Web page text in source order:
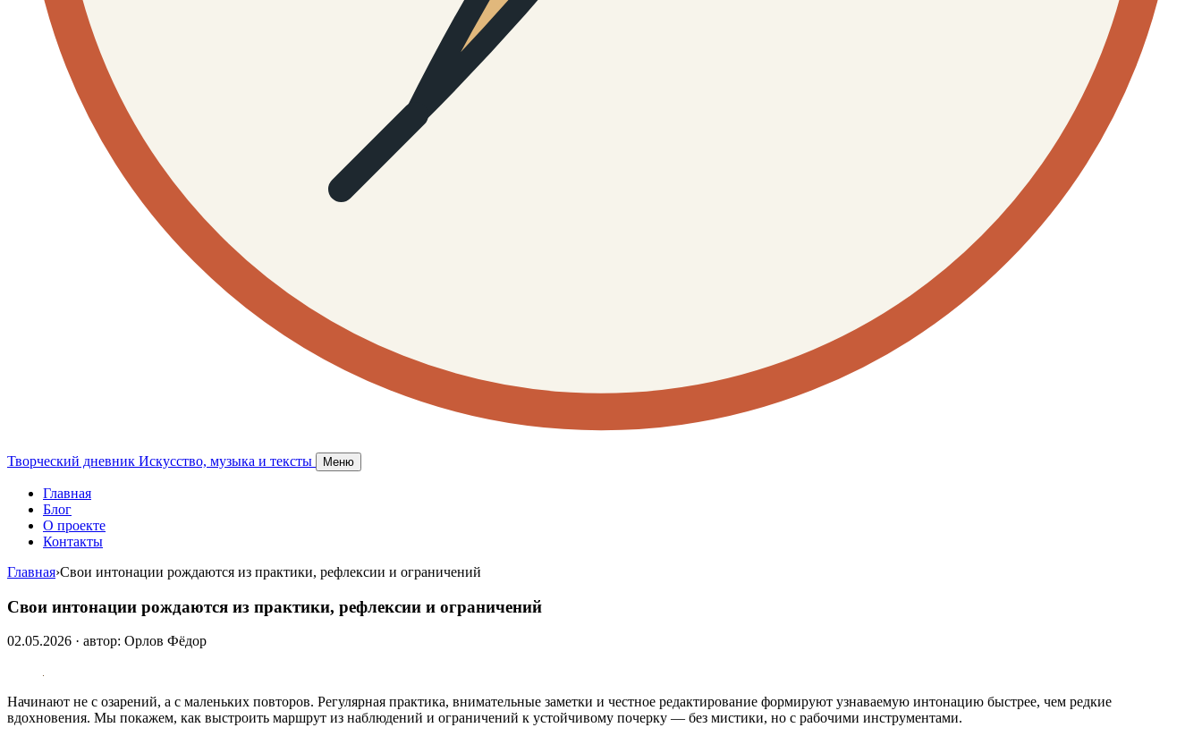
Творческий дневник Искусство, музыка и тексты Меню
Главная
Блог
О проекте
Контакты
Главная›Свои интонации рождаются из практики, рефлексии и ограничений
Свои интонации рождаются из практики, рефлексии и ограничений
02.05.2026 · автор: Орлов Фёдор
Начинают не с озарений, а с маленьких повторов. Регулярная практика, внимательные заметки и честное редактирование формируют узнаваемую интонацию быстрее, чем редкие
вдохновения. Мы покажем, как выстроить маршрут из наблюдений и ограничений к устойчивому почерку — без мистики, но с рабочими инструментами.